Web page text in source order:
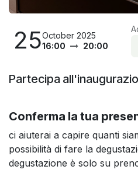
25October 2025
16:00
20:00
Partecipa
Conferma la tua
ci aiuterai a capire quanti
possibilità di fare la
degustazione è solo su